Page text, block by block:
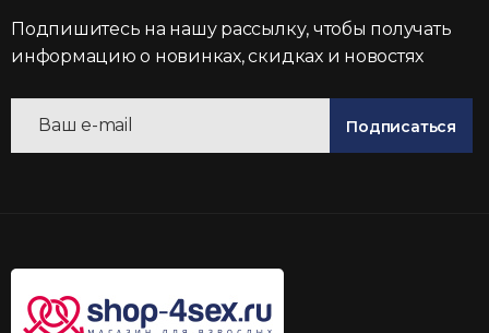
Подпишитесь на нашу рассылку, чтобы получать
информацию о новинках, скидках и новостях
Подписаться